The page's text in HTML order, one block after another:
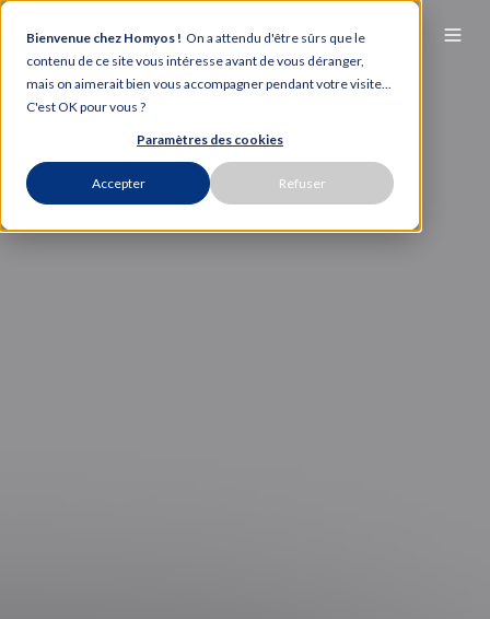
Bienvenue chez Homyos ! On a attendu d'être sûrs que le
contenu de ce site vous intéresse avant de vous déranger,
mais on aimerait bien vous accompagner pendant votre visite...
C'est OK pour vous ?
Paramètres des cookies
Accepter Refuser